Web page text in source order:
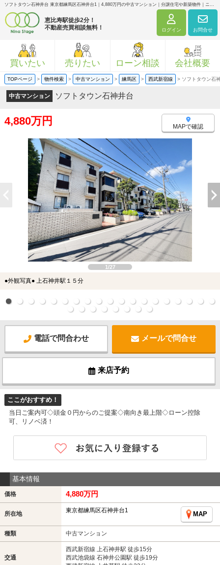
ソフトタウン石神井台 東京都練馬区石神井台1｜4,880万円の中古マンション｜分譲住宅や新築物件｜ニナ・ステージ株式会社
恵比寿駅徒歩2分！
不動産売買相談無料！
ログイン お問合せ
買いたい 売りたい ローン相談 会社概要
TOPページ > 物件検索 > 中古マンション > 練馬区 > 西武新宿線 > ソフトタウン石
中古マンション ソフトタウン石神井台
4,880万円 MAPで確認
1/27
●外観写真● 上石神井駅１５分
電話で問合わせ メールで問合せ
来店予約
ここがおすすめ！
当日ご案内可◇頭金０円からのご提案◇南向き最上階◇ローン控除
可、リノベ済！
基本情報
価格 4,880万円
所在地 東京都練馬区石神井台1
MAP
種類 中古マンション
交通
西武新宿線 上石神井駅 徒歩15分
西武池袋線 石神井公園駅 徒歩19分